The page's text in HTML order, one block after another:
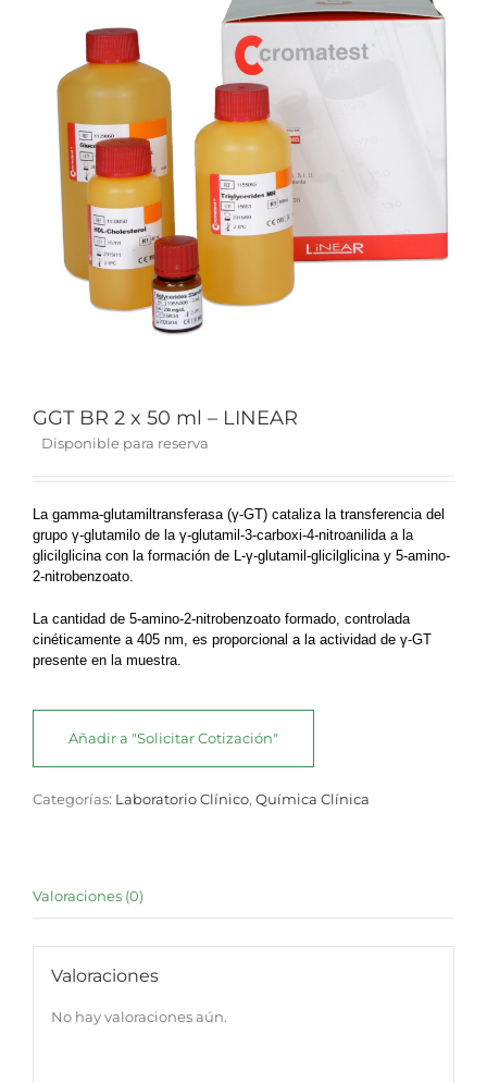
GGT BR 2 x 50 ml – LINEAR
Disponible para reserva
La gamma-glutamiltransferasa (γ-GT) cataliza la transferencia del
grupo γ-glutamilo de la γ-glutamil-3-carboxi-4-nitroanilida a la
glicilglicina con la formación de L-γ-glutamil-glicilglicina y 5-amino-
2-nitrobenzoato.
La cantidad de 5-amino-2-nitrobenzoato formado, controlada
cinéticamente a 405 nm, es proporcional a la actividad de γ-GT
presente en la muestra.
Añadir a "Solicitar Cotización"
Categorías: Laboratorio Clínico, Química Clínica
Valoraciones (0)
Valoraciones
No hay valoraciones aún.